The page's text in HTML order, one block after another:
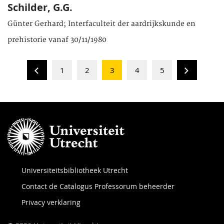
Schilder, G.G.
Günter Gerhard; Interfaculteit der aardrijkskunde en
prehistorie vanaf 30/11/1980
1 2 3 4 5
Universiteitsbibliotheek Utrecht
Contact de Catalogus Professorum beheerder
Privacy verklaring